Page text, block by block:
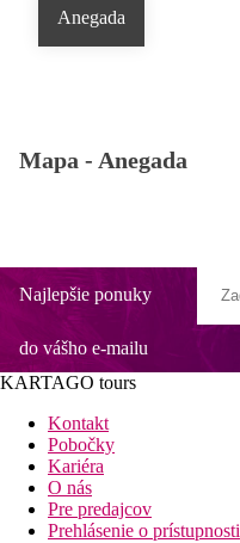
Anegada
Mapa - Anegada
Najlepšie ponuky
do vášho e-mailu
KARTAGO tours
Kontakt
Pobočky
Kariéra
O nás
Pre predajcov
Prehlásenie o prístupnosti